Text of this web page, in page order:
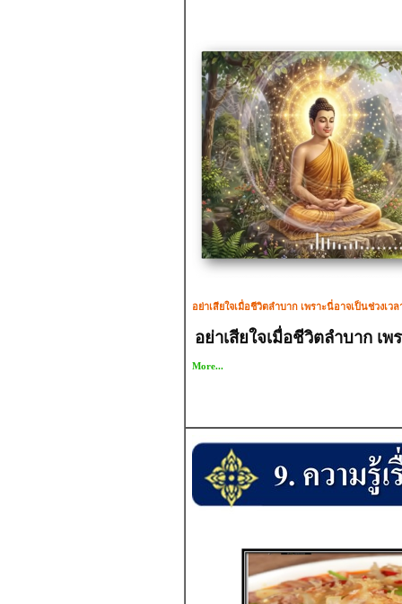
อย่าเสียใจเมื่อชีวิตลำบาก เพราะนี่อาจเป็นช่วงเว
อย่าเสียใจเมื่อชีวิตลำบาก เ
More...